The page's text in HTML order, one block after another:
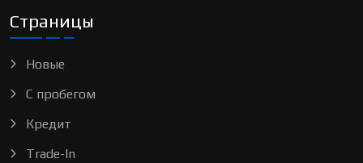
Страницы
Новые
С пробегом
Кредит
Trade-In